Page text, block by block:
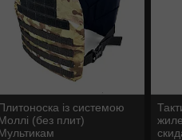
із системою
(без плит)